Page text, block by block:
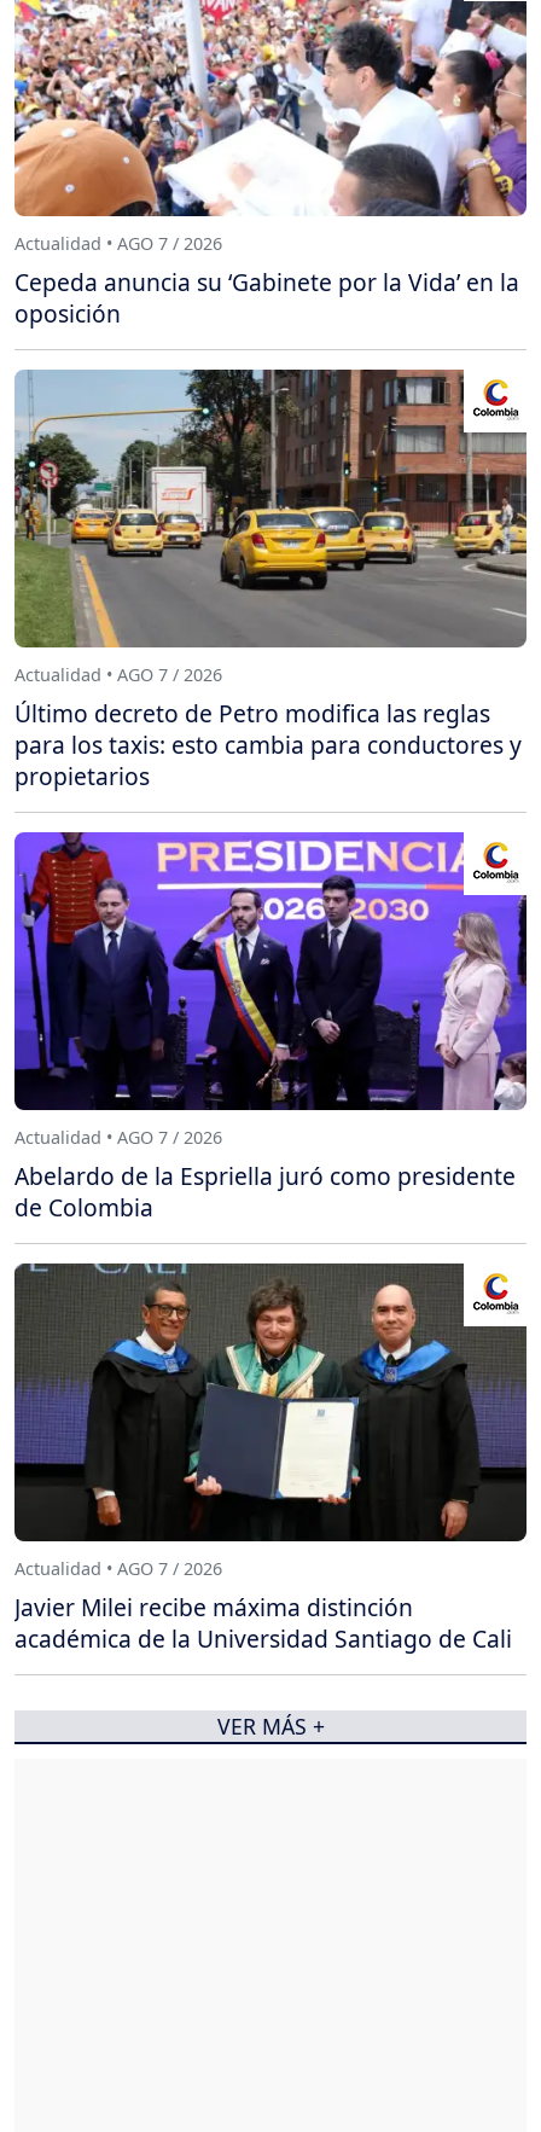
Actualidad • AGO 7 / 2026
Cepeda anuncia su ‘Gabinete por la Vida’ en la
oposición
Actualidad • AGO 7 / 2026
Último decreto de Petro modifica las reglas
para los taxis: esto cambia para conductores y
propietarios
Actualidad • AGO 7 / 2026
Abelardo de la Espriella juró como presidente
de Colombia
Actualidad • AGO 7 / 2026
Javier Milei recibe máxima distinción
académica de la Universidad Santiago de Cali
VER MÁS +